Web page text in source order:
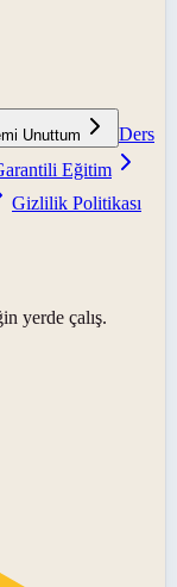
Unuttum
Ders
Eğitim
Gizlilik Politikası
yerde çalış.